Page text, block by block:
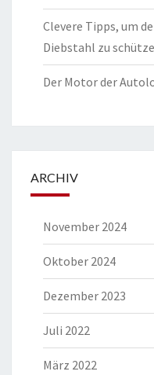
Clevere Tipps, um
Diebstahl zu
Der Motor der
ARCHIV
November 2024
Oktober 2024
Dezember 2023
Juli 2022
März 2022